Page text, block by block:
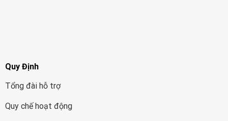
Quy Định
Tổng đài hỗ trợ
Quy chế hoạt động